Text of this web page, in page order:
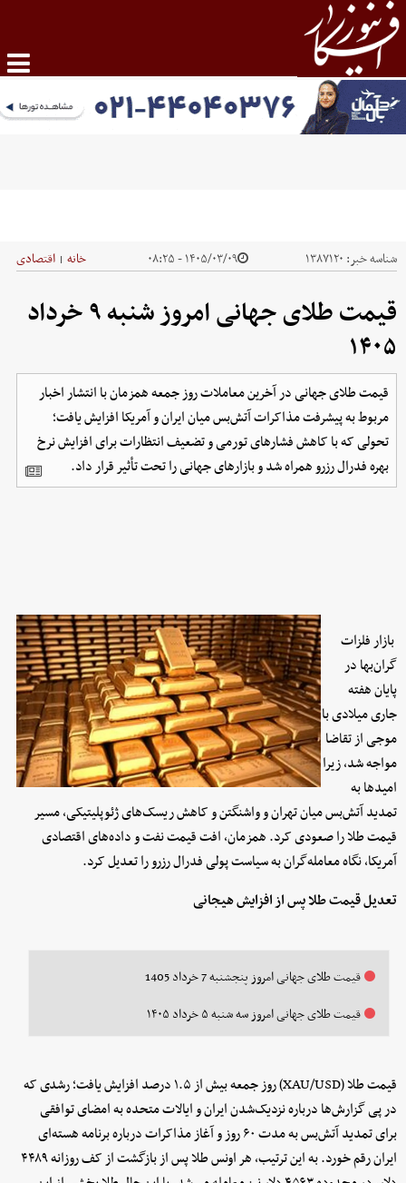
شناسه خبر: ۱۳۸۷۱۲۰ ۱۴۰۵/۰۳/۰۹ - ۰۸:۲۵ خانه | اقتصادی
قیمت طلای جهانی امروز شنبه ۹ خرداد
۱۴۰۵
قیمت طلای جهانی در آخرین معاملات روز جمعه همزمان با انتشار اخبار
مربوط به پیشرفت مذاکرات آتش‌بس میان ایران و آمریکا افزایش یافت؛
تحولی که با کاهش فشارهای تورمی و تضعیف انتظارات برای افزایش نرخ
بهره فدرال رزرو همراه شد و بازارهای جهانی را تحت تأثیر قرار داد.
بازار فلزات
گران‌بها در
پایان هفته
جاری میلادی با
موجی از تقاضا
مواجه شد، زیرا
امیدها به
تمدید آتش‌بس میان تهران و واشنگتن و کاهش ریسک‌های ژئوپلیتیکی، مسیر
قیمت طلا را صعودی کرد. همزمان، افت قیمت نفت و داده‌های اقتصادی
آمریکا، نگاه معامله‌گران به سیاست پولی فدرال رزرو را تعدیل کرد.
تعدیل قیمت طلا پس از افزایش هیجانی
قیمت طلای جهانی امروز پنجشنبه 7 خرداد 1405
قیمت طلای جهانی امروز سه شنبه ۵ خرداد ۱۴۰۵
قیمت طلا (XAU/USD) روز جمعه بیش از ۱.۵ درصد افزایش یافت؛ رشدی که
در پی گزارش‌ها درباره نزدیک‌شدن ایران و ایالات متحده به امضای توافقی
برای تمدید آتش‌بس به مدت ۶۰ روز و آغاز مذاکرات درباره برنامه هسته‌ای
ایران رقم خورد. به این ترتیب، هر اونس طلا پس از بازگشت از کف روزانه ۴۴۸۹